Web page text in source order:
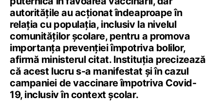
autoritățile au acționat îndeaproape în
relația cu populația, inclusiv la nivelul
comunităților școlare, pentru a promova
importanța prevenției împotriva bolilor,
afirmă ministerul citat. Instituția precizează
că acest lucru s-a manifestat și în cazul
campaniei de vaccinare împotriva Covid-
19, inclusiv în context școlar.